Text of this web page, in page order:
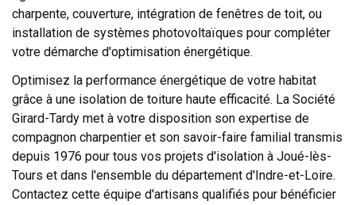
charpente, couverture, intégration de fenêtres de toit, ou
installation de systèmes photovoltaïques pour compléter
votre démarche d'optimisation énergétique.
Optimisez la performance énergétique de votre habitat
grâce à une isolation de toiture haute efficacité. La Société
Girard-Tardy met à votre disposition son expertise de
compagnon charpentier et son savoir-faire familial transmis
depuis 1976 pour tous vos projets d'isolation à Joué-lès-
Tours et dans l'ensemble du département d'Indre-et-Loire.
Contactez cette équipe d'artisans qualifiés pour bénéficier